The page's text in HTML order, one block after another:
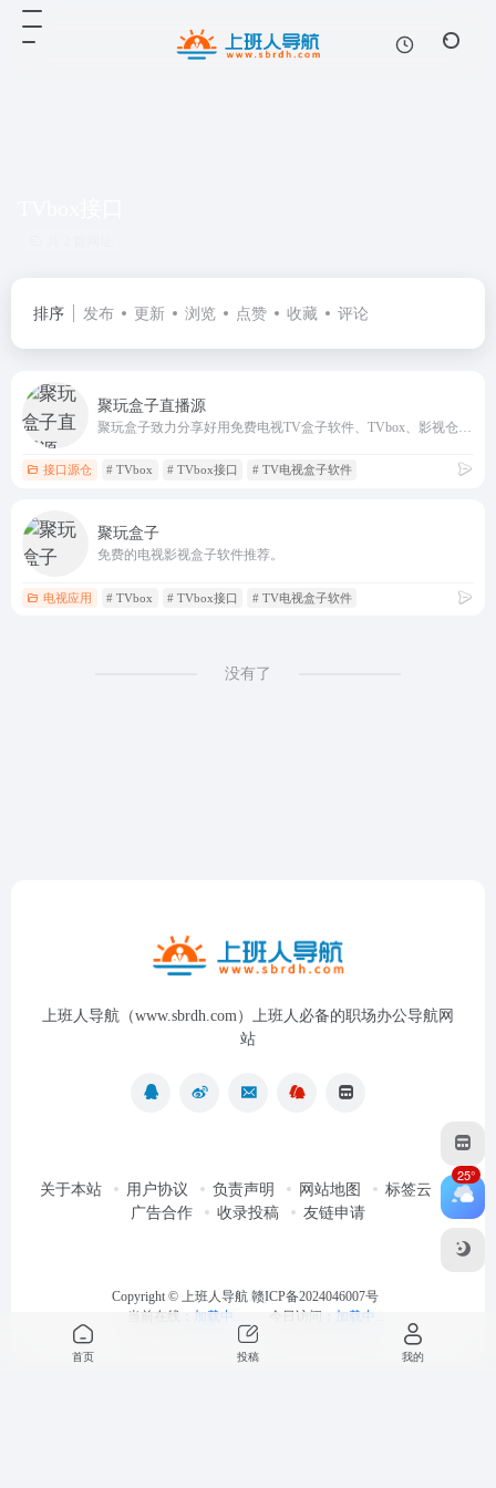
排序 发布 更新 浏览 点赞 收藏 评论
聚玩盒子直播源
接口源仓 # TVbox # TVbox接口 # TV电视盒子软件
聚玩盒子
免费的电视影视盒子软件推荐。
电视应用 # TVbox # TVbox接口 # TV电视盒子软件
没有了
上班人导航（www.sbrdh.com）上班人必备的职场办公导航网
站
关于本站 用户协议 负责声明 网站地图
标签云
广告合作
收录投稿 友链申请
Copyright © 上班人导航 赣ICP备2024046007号
当前在线： 加载中... 今日访问： 加载中...
25°
首页 投稿 我的